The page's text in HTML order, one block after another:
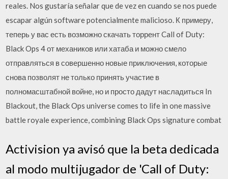
reales. Nos gustaría señalar que de vez en cuando se nos puede
escapar algún software potencialmente malicioso. К примеру,
теперь у вас есть возможно скачать торрент Call of Duty:
Black Ops 4 от механиков или хатаба и можно смело
отправляться в совершенно новые приключения, которые
снова позволят не только принять участие в
полномасштабной войне, но и просто дадут насладиться In
Blackout, the Black Ops universe comes to life in one massive
battle royale experience, combining Black Ops signature combat
Activision ya avisó que la beta dedicada
al modo multijugador de 'Call of Duty: